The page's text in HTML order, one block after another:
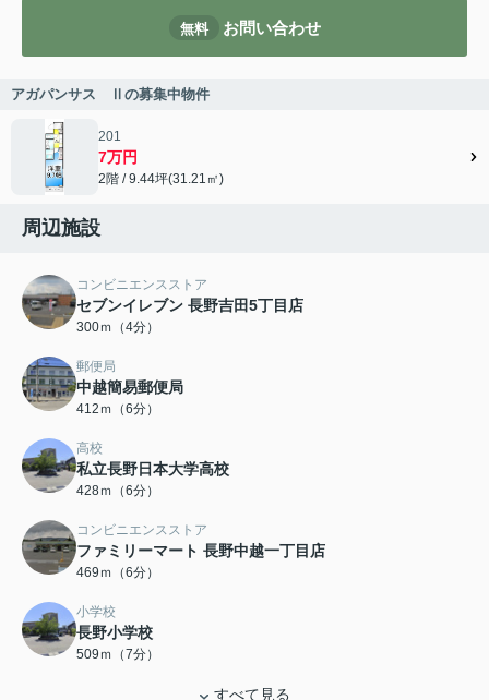
無料 お問い合わせ
アガパンサス Ⅱの募集中物件
201
7万円
2階 / 9.44坪(31.21㎡)
周辺施設
コンビニエンスストア
セブンイレブン 長野吉田5丁目店
300ｍ（4分）
郵便局
中越簡易郵便局
412ｍ（6分）
高校
私立長野日本大学高校
428ｍ（6分）
コンビニエンスストア
ファミリーマート 長野中越一丁目店
469ｍ（6分）
小学校
長野小学校
509ｍ（7分）
すべて見る